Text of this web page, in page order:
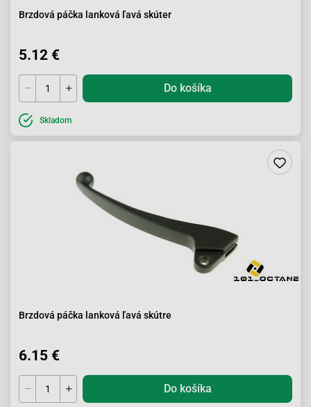
Brzdová páčka lanková ľavá skúter
5.12 €
Do košíka
Skladom
Brzdová páčka lanková ľavá skútre
6.15 €
Do košíka